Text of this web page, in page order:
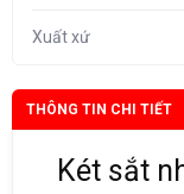
THÔNG TIN CHI TIẾT
Két sắt
Xuất xứ